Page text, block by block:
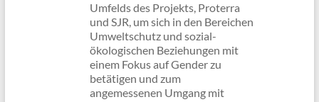
Umfelds des Projekts, Proterra
und SJR, um sich in den Bereichen
Umweltschutz und sozial-
ökologischen Beziehungen mit
einem Fokus auf Gender zu
betätigen und zum
angemessenen Umgang mit